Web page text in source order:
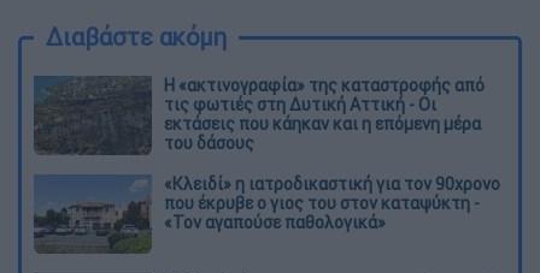
Διαβάστε ακόμη
Η «ακτινογραφία» της καταστροφής από
τις φωτιές στη Δυτική Αττική - Οι
εκτάσεις που κάηκαν και η επόμενη μέρα
του δάσους
«Κλειδί» η ιατροδικαστική για τον 90χρονο
που έκρυβε ο γιος του στον καταψύκτη -
«Τον αγαπούσε παθολογικά»